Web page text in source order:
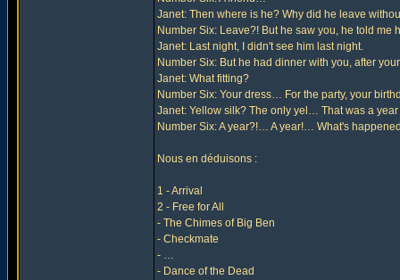
Janet: Then where is he? Why did he leave
Number Six: Leave?! But he saw you, he told me
Janet: Last night, I didn't see him last night.
Number Six: But he had dinner with you, after
Janet: What fitting?
Number Six: Your dress… For the party, your
Janet: Yellow silk? The only yel… That was a
Number Six: A year?!… A year!… What's
Nous en déduisons :
1 - Arrival
2 - Free for All
- The Chimes of Big Ben
- Checkmate
- …
- Dance of the Dead